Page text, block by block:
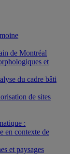
de Montréal
et
du cadre bâti
de sites
:
en contexte de
et paysages